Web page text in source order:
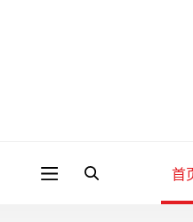
首